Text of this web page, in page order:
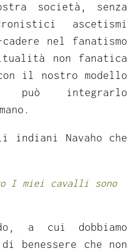
società, senza
ascetismi
nel fanatismo
non fanatica
il nostro modello
può integrarlo
indiani Navaho che
I miei cavalli sono
a cui dobbiamo
benessere che non